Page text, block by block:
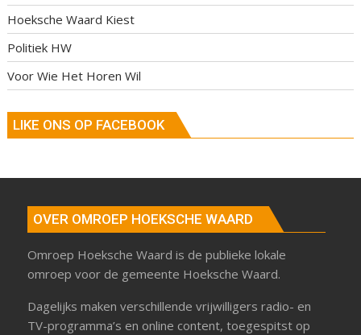
Hoeksche Waard Kiest
Politiek HW
Voor Wie Het Horen Wil
LIKE ONS OP FACEBOOK
OVER OMROEP HOEKSCHE WAARD
Omroep Hoeksche Waard is de publieke lokale
omroep voor de gemeente Hoeksche Waard.
Dagelijks maken verschillende vrijwilligers radio- en
TV-programma’s en online content, toegespitst op